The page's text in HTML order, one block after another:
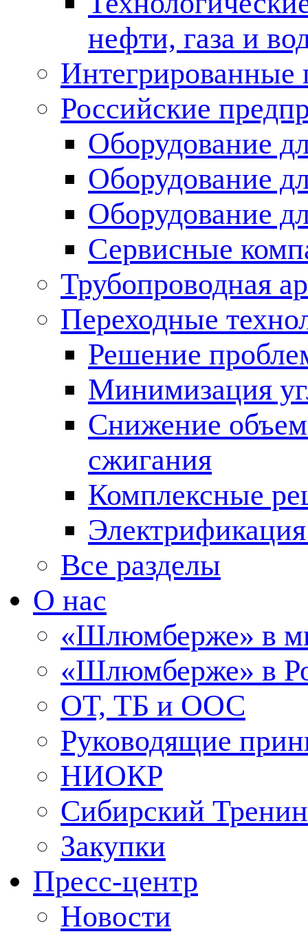
нефти, газа и
Российские
Оборудование
Оборудование
Оборудование
Сервисные
Трубопроводная
Переходные
Решение
Минимизация
Снижение
сжигания
Комплексные
Все разделы
О нас
«Шлюмберже» в
«Шлюмберже» в
ОТ, ТБ и ООС
Руководящие
НИОКР
Сибирский
Закупки
Пресс-центр
Новости